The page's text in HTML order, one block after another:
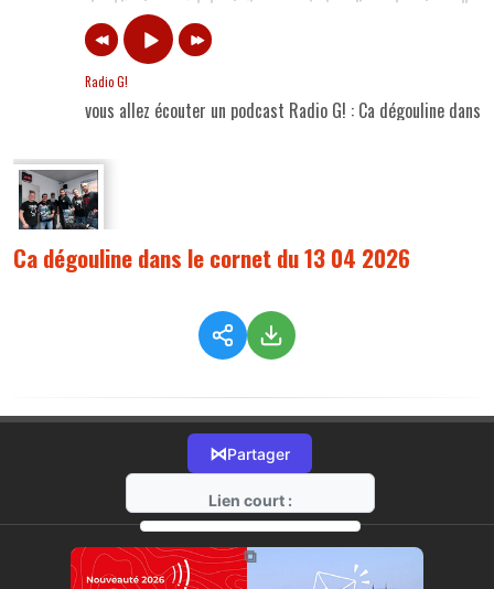
Radio G!
vous allez écouter un podcast Radio G! : Ca dégouline
Ca dégouline dans le cornet du 13 04 2026
⋈Partager
Lien court :
https://radio-g.fr?21643
⧉